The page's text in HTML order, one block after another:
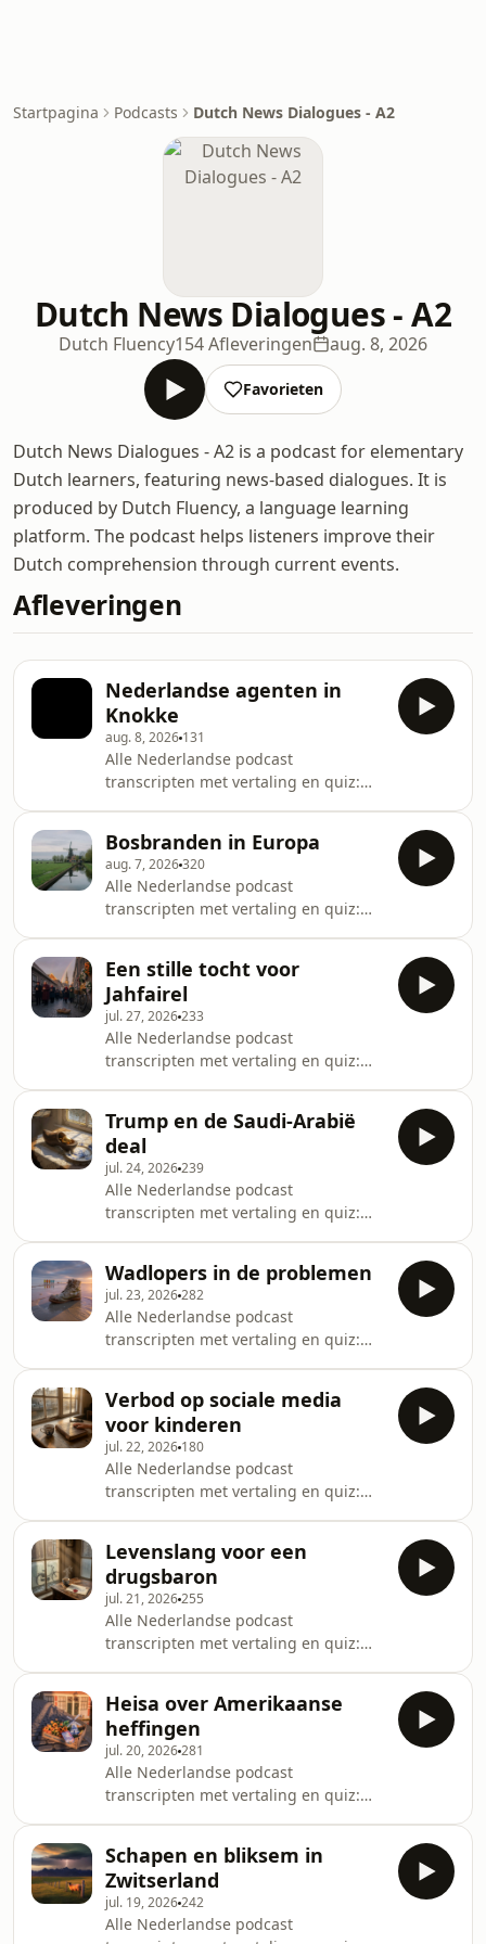
Startpagina Podcasts Dutch News Dialogues - A2
Dutch News Dialogues - A2
Dutch Fluency154 Afleveringen aug. 8, 2026
Favorieten
Dutch News Dialogues - A2 is a podcast for elementary
Dutch learners, featuring news-based dialogues. It is
produced by Dutch Fluency, a language learning
platform. The podcast helps listeners improve their
Dutch comprehension through current events.
Afleveringen
Nederlandse agenten in
Knokke
aug. 8, 2026 131
Alle Nederlandse podcast
transcripten met vertaling en quiz:
Bosbranden in Europa
aug. 7, 2026320
Alle Nederlandse podcast
transcripten met vertaling en quiz:
Een stille tocht voor
Jahfairel
jul. 27, 2026233
Alle Nederlandse podcast
transcripten met vertaling en quiz:
Trump en de Saudi-Arabië
deal
jul. 24, 2026239
Alle Nederlandse podcast
transcripten met vertaling en quiz:
Wadlopers in de problemen
jul. 23, 2026282
Alle Nederlandse podcast
transcripten met vertaling en quiz:
Verbod op sociale media
voor kinderen
jul. 22, 2026 180
Alle Nederlandse podcast
transcripten met vertaling en quiz:
Levenslang voor een
drugsbaron
jul. 21, 2026255
Alle Nederlandse podcast
transcripten met vertaling en quiz:
Heisa over Amerikaanse
heffingen
jul. 20, 2026281
Alle Nederlandse podcast
transcripten met vertaling en quiz:
Schapen en bliksem in
Zwitserland
jul. 19, 2026242
Alle Nederlandse podcast